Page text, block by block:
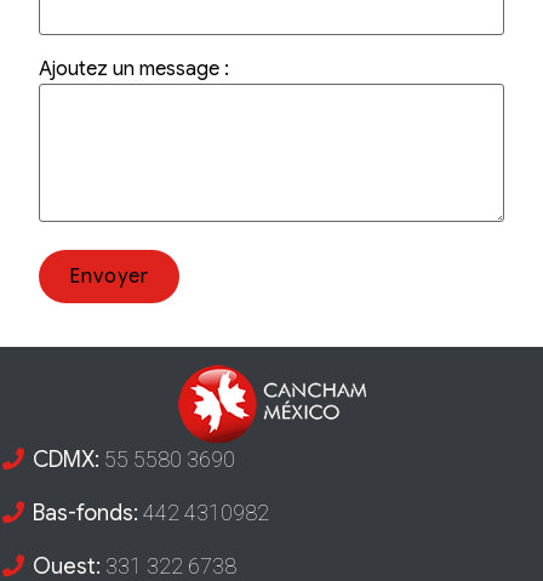
Ajoutez un message :
CDMX: 55 5580 3690
Bas-fonds: 442 4310982
Ouest: 331 322 6738